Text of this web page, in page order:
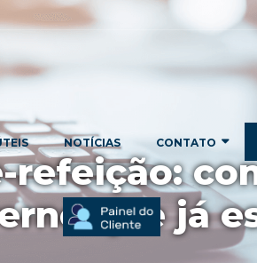
NOTÍCIAS CONTATO
que já